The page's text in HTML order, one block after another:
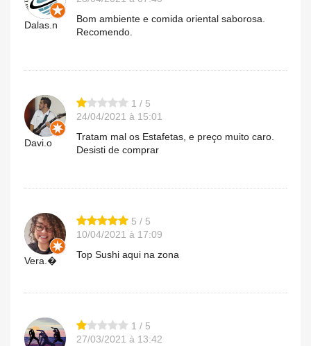
Dalas.n
Bom ambiente e comida oriental saborosa.
Recomendo.
Davi.o
1 / 5
24/04/2021 à 15:01
Tratam mal os Estafetas, e preço muito caro.
Desisti de comprar
Vera.�
5 / 5
10/04/2021 à 17:09
Top Sushi aqui na zona
1 / 5
27/03/2021 à 13:42